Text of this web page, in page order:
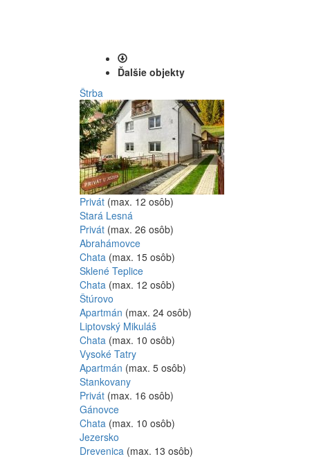
Ďalšie objekty
Štrba
Privát (max. 12 osôb)
Stará Lesná
Privát (max. 26 osôb)
Abrahámovce
Chata (max. 15 osôb)
Sklené Teplice
Chata (max. 12 osôb)
Štúrovo
Apartmán (max. 24 osôb)
Liptovský Mikuláš
Chata (max. 10 osôb)
Vysoké Tatry
Apartmán (max. 5 osôb)
Stankovany
Privát (max. 16 osôb)
Gánovce
Chata (max. 10 osôb)
Jezersko
Drevenica (max. 13 osôb)